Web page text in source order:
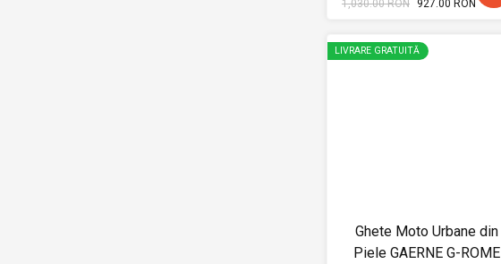
1,030.00 RON 927.00 RON
LIVRARE GRATUITĂ
Ghete Moto Urbane din
Piele GAERNE G-ROME